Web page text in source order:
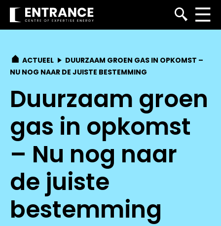
ACTUEEL
DUURZAAM GROEN GAS IN OPKOMST –
NU NOG NAAR DE JUISTE BESTEMMING
Duurzaam groen
gas in opkomst
– Nu nog naar
de juiste
bestemming